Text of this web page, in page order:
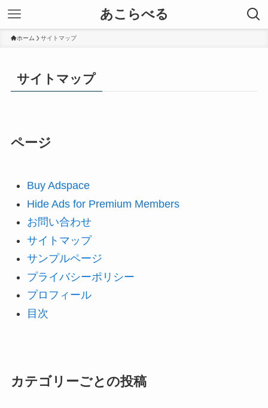
あこらべる
ホーム サイトマップ
サイトマップ
ページ
Buy Adspace
Hide Ads for Premium Members
お問い合わせ
サイトマップ
サンプルページ
プライバシーポリシー
プロフィール
目次
カテゴリーごとの投稿